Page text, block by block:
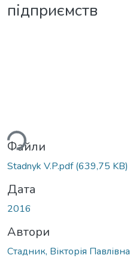
підприємств
Вантажиться...
Файли
Stadnyk V.P.pdf(639,75 KB)
Дата
2016
Автори
Стадник, Вікторія Павлівна